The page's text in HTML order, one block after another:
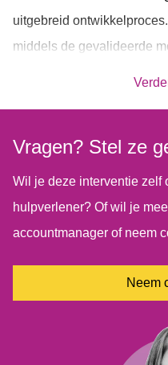
uitgebreid
middels de gevalideerde
design.
Meer weten over deze
Lees dan hetwhitepaper
Vragen? Stel ze
Wil je deze interventie zelf
hulpverlener? Of wil je
accountmanager of neem
Neem